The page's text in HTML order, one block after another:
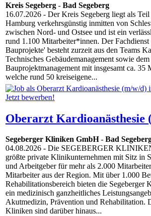
Kreis Segeberg - Bad Segeberg
16.07.2026 - Der Kreis Segeberg liegt als
Hamburg verkehrsgünstig inmitten von
zwischen Nord- und Ostsee und ist ein
rund 1.100 Mitarbeiter*innen. Der
Bauprojekte' besteht zurzeit aus den Teams
Technisches Gebäudemanagement sowie dem
Bauprojektmanagement mit insgesamt ca. 35
welche rund 50 kreiseigene...
Oberarzt Kardioanästhesie
Segeberger Kliniken GmbH- Bad
04.08.2026 - Die SEGEBERGER
größte private Klinikunternehmen mit Sitz in
und Arbeitgeber für mehr als 2.000
Mitarbeiter aus der Region. Mit über 1.000
Rehabilitationsbereich bieten die Segeberger
ein medizinisch ganzheitliches
Akutmedizin, Prävention und Rehabilitation.
Kliniken sind darüber hinaus...